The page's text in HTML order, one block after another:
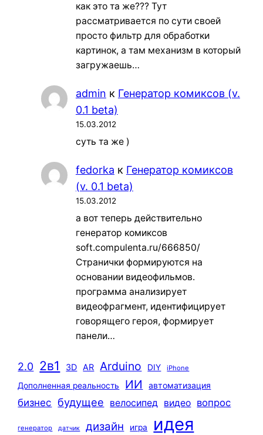
как это та же??? Тут
рассматривается по сути своей
просто фильтр для обработки
картинок, а там механизм в который
загружаешь…
admin к Генератор комиксов (v.
0.1 beta)
15.03.2012
суть та же )
fedorka к Генератор комиксов
(v. 0.1 beta)
15.03.2012
а вот теперь действительно
генератор комиксов
soft.compulenta.ru/666850/
Странички формируются на
основании видеофильмов.
программа анализирует
видеофрагмент, идентифицирует
говорящего героя, формирует
панели…
2.0 2в1 3D AR Arduino DIY iPhone
Дополненная реальность ИИ автоматизация
бизнес будущее велосипед видео вопрос
генератор датчик дизайн игра идея